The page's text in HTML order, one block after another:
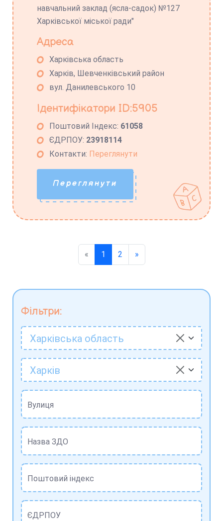
Фільтри:
Харківська область
Харків
Вулиця
Назва ЗДО
Поштовий індекс
ЄДРПОУ
навчальний заклад (ясла-садок) №127
Харківської міської ради"
Адреса
Харківська область
Харків, Шевченківський район
вул. Данилевського 10
Ідентифікатори ID:5905
Поштовий Індекс: 61058
ЄДРПОУ: 23918114
Контакти: Переглянути
Переглянути
« 1 2 »